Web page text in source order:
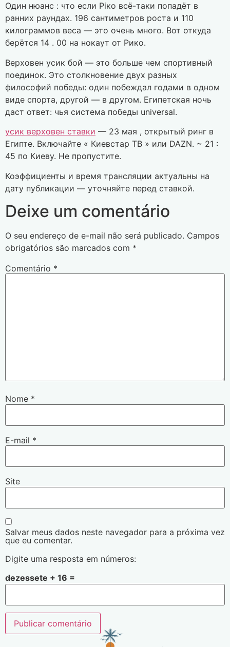
Один нюанс : что если Ріко всё-таки попадёт в
ранних раундах. 196 сантиметров роста и 110
килограммов веса — это очень много. Вот откуда
берётся 14 . 00 на нокаут от Рико.
Верховен усик бой — это больше чем спортивный
поединок. Это столкновение двух разных
философий победы: один побеждал годами в одном
виде спорта, другой — в другом. Египетская ночь
даст ответ: чья система победы universal.
усик верховен ставки — 23 мая , открытый ринг в
Египте. Включайте « Киевстар ТВ » или DAZN. ~ 21 :
45 по Киеву. Не пропустите.
Коэффициенты и время трансляции актуальны на
дату публикации — уточняйте перед ставкой.
Deixe um comentário
O seu endereço de e-mail não será publicado. Campos
obrigatórios são marcados com *
Comentário *
Nome *
E-mail *
Site
Salvar meus dados neste navegador para a próxima vez
que eu comentar.
Digite uma resposta em números:
dezessete + 16 =